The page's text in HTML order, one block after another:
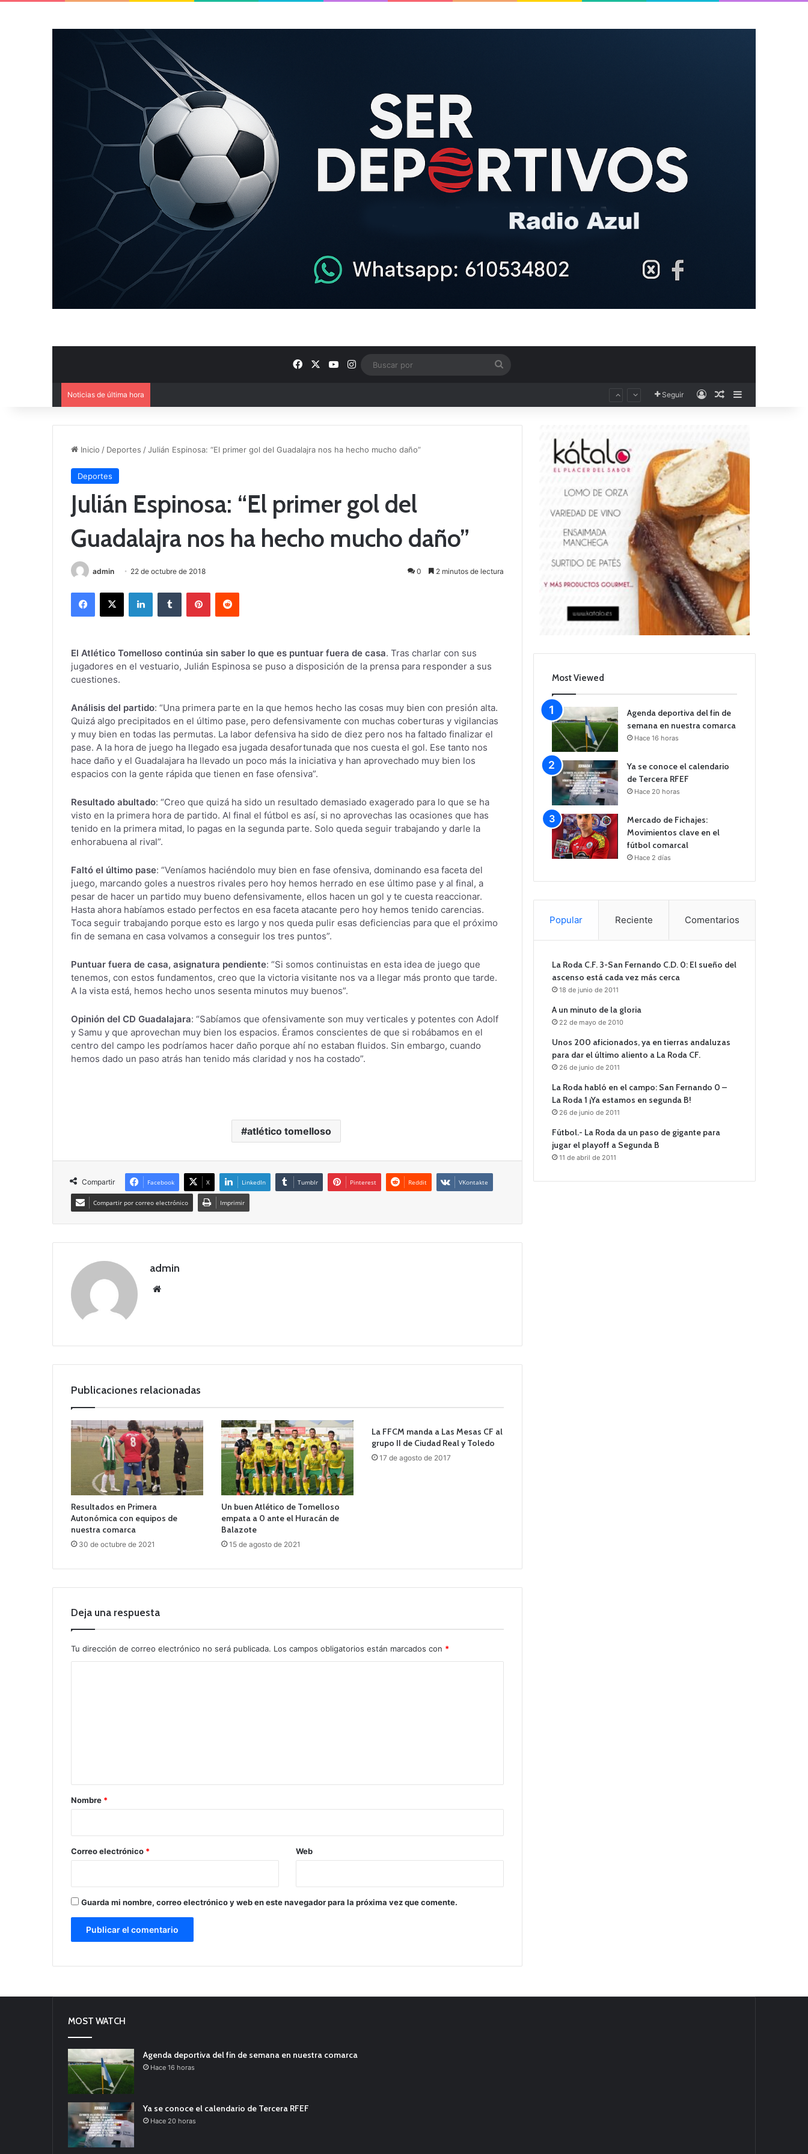
FacebookYouTube
Instagram
Noticias de última hora Seguir AccesoPublicación al
Inicio / Deportes /Julián Espinosa: “El primer gol del Guadalajra nos ha hecho mucho daño”
Deportes
Julián Espinosa: “El primer gol del
Guadalajra nos ha hecho mucho daño”
admin 22 de octubre de 2018 0 2 minutos de lectura
El Atlético Tomelloso continúa sin saber lo que es puntuar fuera de casa. Tras charlar con sus
jugadores en el vestuario, Julián Espinosa se puso a disposición de la prensa para responder a sus
cuestiones.
Análisis del partido: “Una primera parte en la que hemos hecho las cosas muy bien con presión alta.
Quizá algo precipitados en el último pase, pero defensivamente con muchas coberturas y vigilancias
y muy bien en todas las permutas. La labor defensiva ha sido de diez pero nos ha faltado finalizar el
pase. A la hora de juego ha llegado esa jugada desafortunada que nos cuesta el gol. Ese tanto nos
hace daño y el Guadalajara ha llevado un poco más la iniciativa y han aprovechado muy bien los
espacios con la gente rápida que tienen en fase ofensiva”.
Resultado abultado: “Creo que quizá ha sido un resultado demasiado exagerado para lo que se ha
visto en la primera hora de partido. Al final el fútbol es así, si no aprovechas las ocasiones que has
tenido en la primera mitad, lo pagas en la segunda parte. Solo queda seguir trabajando y darle la
enhorabuena al rival”.
Faltó el último pase: “Veníamos haciéndolo muy bien en fase ofensiva, dominando esa faceta del
juego, marcando goles a nuestros rivales pero hoy hemos herrado en ese último pase y al final, a
pesar de hacer un partido muy bueno defensivamente, ellos hacen un gol y te cuesta reaccionar.
Hasta ahora habíamos estado perfectos en esa faceta atacante pero hoy hemos tenido carencias.
Toca seguir trabajando porque esto es largo y nos queda pulir esas deficiencias para que el próximo
fin de semana en casa volvamos a conseguir los tres puntos”.
Puntuar fuera de casa, asignatura pendiente: “Si somos continuistas en esta idea de juego que
tenemos, con estos fundamentos, creo que la victoria visitante nos va a llegar más pronto que tarde.
A la vista está, hemos hecho unos sesenta minutos muy buenos”.
Opinión del CD Guadalajara: “Sabíamos que ofensivamente son muy verticales y potentes con Adolf
y Samu y que aprovechan muy bien los espacios. Éramos conscientes de que si robábamos en el
centro del campo les podríamos hacer daño porque ahí no estaban fluidos. Sin embargo, cuando
hemos dado un paso atrás han tenido más claridad y nos ha costado”.
atlético tomelloso
Compartir Facebook X LinkedIn Tumblr Pinterest Reddit VKontakte
Compartir por correo electrónico Imprimir
admin
Publicaciones relacionadas
Resultados en Primera
Autonómica con equipos de
nuestra comarca
30 de octubre de 2021
Un buen Atlético de Tomelloso
empata a 0 ante el Huracán de
Balazote
15 de agosto de 2021
La FFCM manda a Las Mesas CF al
grupo II de Ciudad Real y Toledo
17 de agosto de 2017
Deja una respuesta
Tu dirección de correo electrónico no será publicada. Los campos obligatorios están marcados con *
r
*
Nombre *
Correo electrónico * Web
Guarda mi nombre, correo electrónico y web en este navegador para la próxima vez que comente.
Most Viewed
Agenda deportiva del fin de
semana en nuestra comarca
Hace 16 horas
Ya se conoce el calendario
de Tercera RFEF
Hace 20 horas
Mercado de Fichajes:
Movimientos clave en el
fútbol comarcal
Hace 2 días
Popular Reciente Comentarios
La Roda C.F. 3-San Fernando C.D. 0: El sueño del
ascenso está cada vez más cerca
18 de junio de 2011
A un minuto de la gloria
22 de mayo de 2010
Unos 200 aficionados, ya en tierras andaluzas
para dar el último aliento a La Roda CF.
26 de junio de 2011
La Roda habló en el campo: San Fernando 0 –
La Roda 1 ¡Ya estamos en segunda B!
26 de junio de 2011
Fútbol.- La Roda da un paso de gigante para
jugar el playoff a Segunda B
11 de abril de 2011
MOST WATCH
Agenda deportiva del fin de semana en nuestra comarca
Hace 16 horas
Ya se conoce el calendario de Tercera RFEF
Hace 20 horas